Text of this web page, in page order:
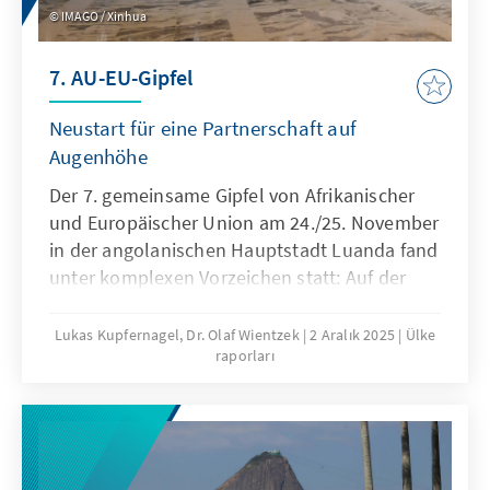
IMAGO / Xinhua
7. AU-EU-Gipfel
Neustart für eine Partnerschaft auf
Augenhöhe
Der 7. gemeinsame Gipfel von Afrikanischer
und Europäischer Union am 24./25. November
in der angolanischen Hauptstadt Luanda fand
unter komplexen Vorzeichen statt: Auf der
Bestehen der strategischen Partnerschaft
zwischen der EU und der AU. Auf der anderen
der das Verhältnis zwischen beiden
Kontinenten nicht frei von Spannungen ist. In
einem veränderten globalen Umfeld bot der
Lukas Kupfernagel, Dr. Olaf Wientzek 2 Aralık 2025
Ülke
raporları